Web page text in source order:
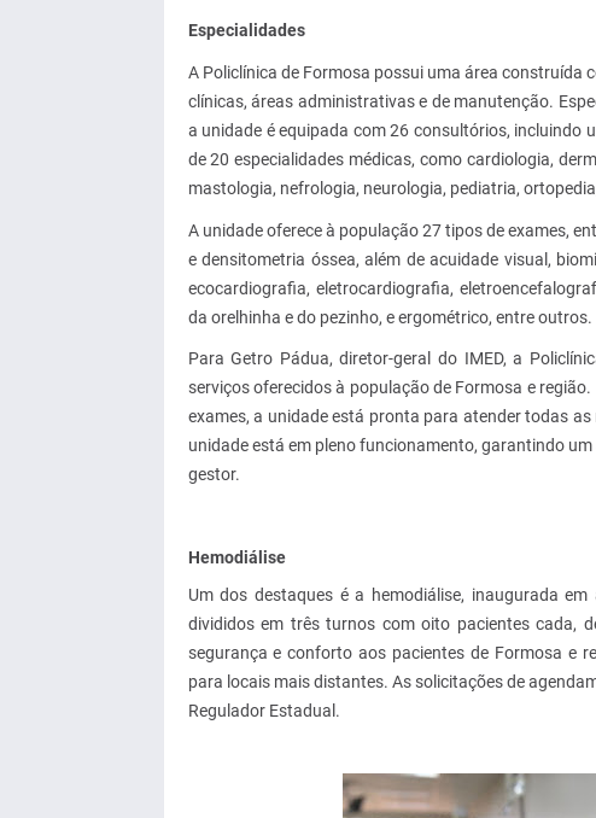
Especialidades
A Policlínica de Formosa possui uma área
clínicas, áreas administrativas e de manutenção.
a unidade é equipada com 26 consultórios, incluindo
de 20 especialidades médicas, como cardiologia,
mastologia, nefrologia, neurologia, pediatria,
A unidade oferece à população 27 tipos de exames,
e densitometria óssea, além de acuidade visual,
ecocardiografia, eletrocardiografia,
da orelhinha e do pezinho, e ergométrico, entre outros.
Para Getro Pádua, diretor-geral do IMED, a
serviços oferecidos à população de Formosa e
exames, a unidade está pronta para atender todas
unidade está em pleno funcionamento, garantindo
gestor.
Hemodiálise
Um dos destaques é a hemodiálise, inaugurada
divididos em três turnos com oito pacientes cada,
segurança e conforto aos pacientes de Formosa e
para locais mais distantes. As solicitações de
Regulador Estadual.